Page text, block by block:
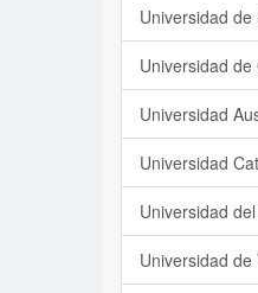
Universidad
Universidad de
Universidad
Universidad
Universidad
Universidad de